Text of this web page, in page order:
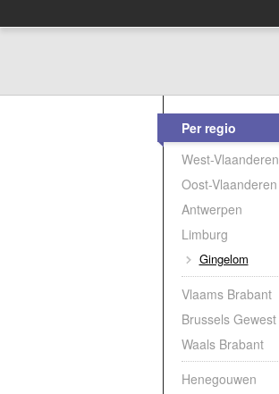
Per regio
West-Vlaanderen
Oost-Vlaanderen
Antwerpen
Limburg
Gingelom
Vlaams Brabant
Brussels Gewest
Waals Brabant
Henegouwen